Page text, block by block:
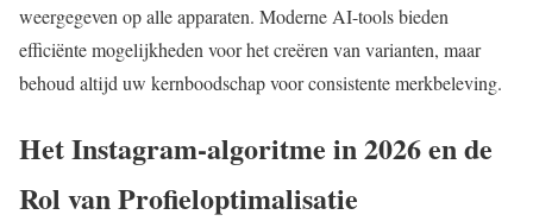
weergegeven op alle apparaten. Moderne AI-tools bieden
efficiënte mogelijkheden voor het creëren van varianten, maar
behoud altijd uw kernboodschap voor consistente merkbeleving.
Het Instagram-algoritme in 2026 en de
Rol van Profieloptimalisatie